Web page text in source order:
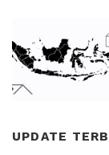
UPDATE